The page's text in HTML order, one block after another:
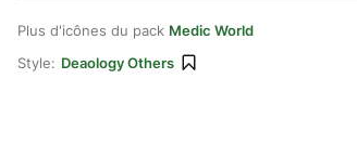
Plus d'icônes du pack Medic World
Style: Deaology Others